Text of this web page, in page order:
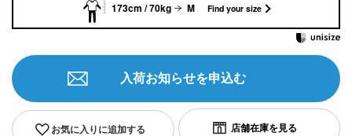
お気に入りに追加する
入荷お知らせを申込む
173cm / 70kg M Find your size